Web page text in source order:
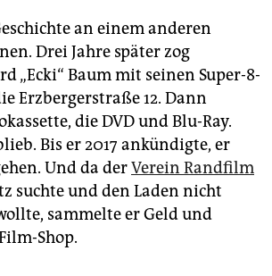
an einem anderen
Drei Jahre später zog
„Ecki“ Baum mit seinen Super-8-
Erzbergerstraße 12. Dann
die DVD und Blu-Ray.
Bis er 2017 ankündigte, er
Und da derVerein Randfilm
suchte und den Laden nicht
sammelte er Geld und
Shop.